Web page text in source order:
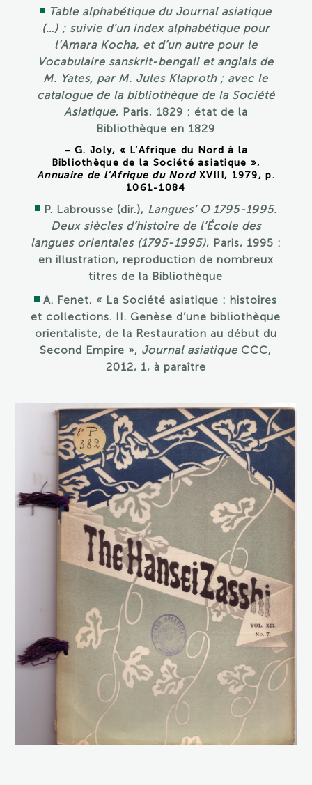
Table alphabétique du Journal asiatique
(…) ; suivie d’un index alphabétique pour
l’Amara Kocha, et d’un autre pour le
Vocabulaire sanskrit-bengali et anglais de
M. Yates, par M. Jules Klaproth ; avec le
catalogue de la bibliothèque de la Société
Asiatique, Paris, 1829 : état de la
Bibliothèque en 1829
– G. Joly, « L’Afrique du Nord à la
Bibliothèque de la Société asiatique »,
Annuaire de l’Afrique du Nord XVIII, 1979, p.
1061-1084
P. Labrousse (dir.), Langues’ O 1795-1995.
Deux siècles d’histoire de l’École des
langues orientales (1795-1995), Paris, 1995 :
en illustration, reproduction de nombreux
titres de la Bibliothèque
A. Fenet, « La Société asiatique : histoires
et collections. II. Genèse d’une bibliothèque
orientaliste, de la Restauration au début du
Second Empire », Journal asiatique CCC,
2012, 1, à paraître